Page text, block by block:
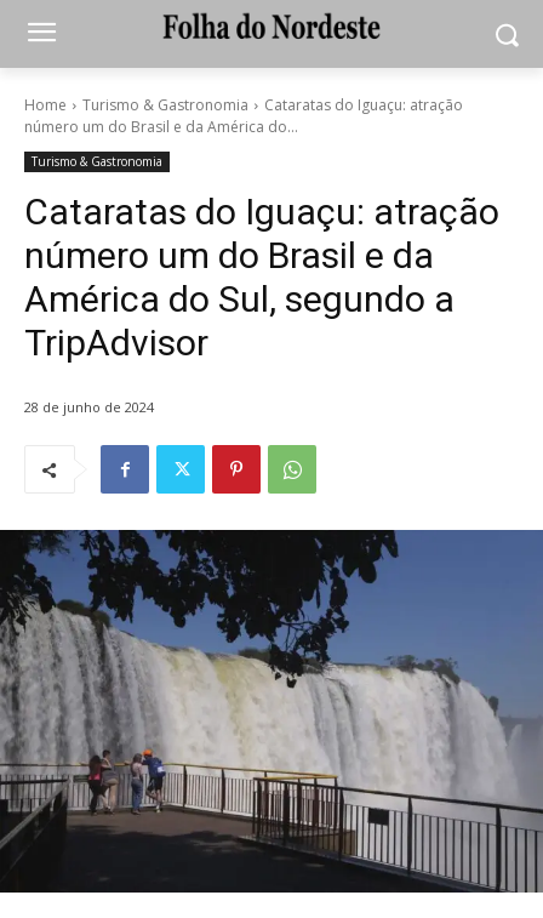
Home Turismo & Gastronomia
Cataratas do Iguaçu: atração
número um do Brasil e da América do...
Turismo & Gastronomia
Cataratas do Iguaçu: atração
número um do Brasil e da
América do Sul, segundo a
TripAdvisor
28 de junho de 2024